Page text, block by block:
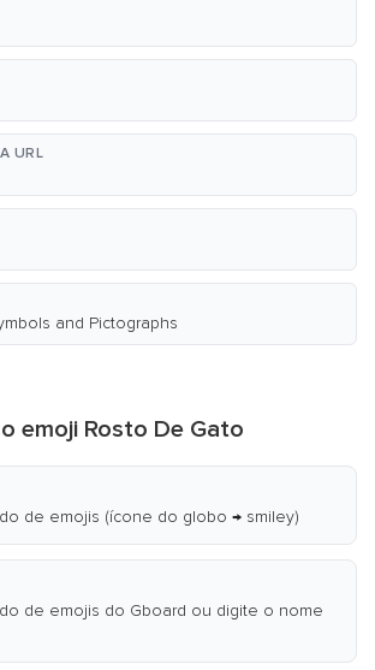
URL
and Pictographs
emoji Rosto De Gato
de emojis (ícone do globo → smiley)
de emojis do Gboard ou digite o nome